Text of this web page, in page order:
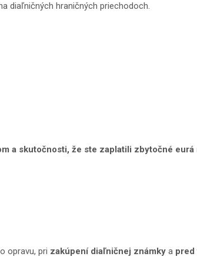
diaľničných hraničných priechodoch.
a skutočnosti, že ste zaplatili zbytočné eurá
opravu, pri zakúpení diaľničnej známky a pred